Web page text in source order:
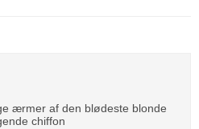
ærmer af den blødeste blonde
chiffon